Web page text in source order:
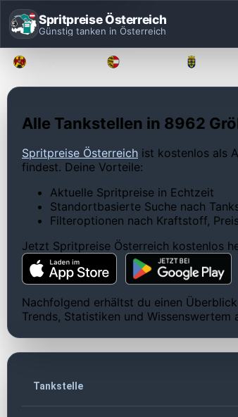
Spritpreise Österreich
Günstig tanken in Österreich
Alle Tankstellen in 8962
Spritpreise Österreich ist kostenlos als
findest. Deine Vorteile:
Aktuelle Spritpreise in Echtzeit
Standortbasierte Suche nach
Filteroptionen nach Kraftstoff,
Jetzt Spritpreise Österreich kostenlos
Nachfolgend erhältst du einen
Trends, Statistiken und Wissenswertem
Tankstelle